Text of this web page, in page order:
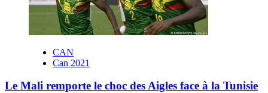
CAN
Can 2021
Le Mali remporte le choc des Aigles face à la Tunisie